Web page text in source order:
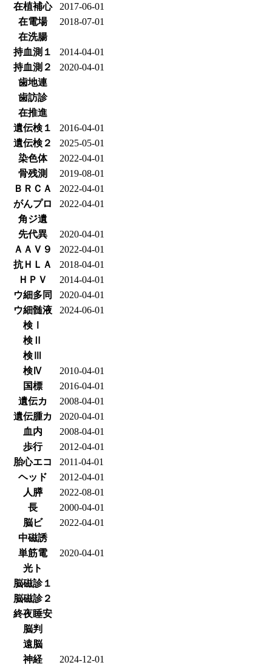
在植補心
2017-06-01
在電場
2018-07-01
在洗腸
持血測１
2014-04-01
持血測２
2020-04-01
歯地連
歯訪診
在推進
遺伝検１
2016-04-01
遺伝検２
2025-05-01
染色体
2022-04-01
骨残測
2019-08-01
ＢＲＣＡ
2022-04-01
がんプロ
2022-04-01
角ジ遺
先代異
2020-04-01
ＡＡＶ９
2022-04-01
抗ＨＬＡ
2018-04-01
ＨＰＶ
2014-04-01
ウ細多同
2020-04-01
ウ細髄液
2024-06-01
検Ⅰ
検Ⅱ
検Ⅲ
検Ⅳ
2010-04-01
国標
2016-04-01
遺伝カ
2008-04-01
遺伝腫カ
2020-04-01
血内
2008-04-01
歩行
2012-04-01
胎心エコ
2011-04-01
ヘッド
2012-04-01
人膵
2022-08-01
長
2000-04-01
脳ビ
2022-04-01
中磁誘
単筋電
2020-04-01
光ト
脳磁診１
脳磁診２
終夜睡安
脳判
遠脳
神経
2024-12-01